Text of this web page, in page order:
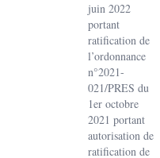
juin 2022
portant
ratification de
l’ordonnance
n°2021-
021/PRES du
1er octobre
2021 portant
autorisation de
ratification de